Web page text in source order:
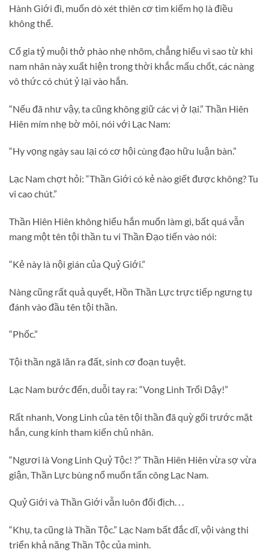
Hành Giới đi, muốn dò xét thiên cơ tìm kiếm họ là điều
không thể.
Cổ gia tỷ muội thở phào nhẹ nhõm, chẳng hiểu vì sao từ khi
nam nhân này xuất hiện trong thời khắc mấu chốt, các nàng
vô thức có chút ỷ lại vào hắn.
“Nếu đã như vậy, ta cũng không giữ các vị ở lại.” Thần Hiên
Hiên mím nhẹ bờ môi, nói với Lạc Nam:
“Hy vọng ngày sau lại có cơ hội cùng đạo hữu luận bàn.”
Lạc Nam chợt hỏi: “Thần Giới có kẻ nào giết được không? Tu
vi cao chút.”
Thần Hiên Hiên không hiểu hắn muốn làm gì, bất quá vẫn
mang một tên tội thần tu vi Thần Đạo tiến vào nói:
“Kẻ này là nội gián của Quỷ Giới.”
Nàng cũng rất quả quyết, Hồn Thần Lực trực tiếp ngưng tụ
đánh vào đầu tên tội thần.
“Phốc.”
Tội thần ngã lăn ra đất, sinh cơ đoạn tuyệt.
Lạc Nam bước đến, duỗi tay ra: “Vong Linh Trổi Dậy!”
Rất nhanh, Vong Linh của tên tội thần đã quỳ gối trước mặt
hắn, cung kính tham kiến chủ nhân.
“Ngươi là Vong Linh Quỷ Tộc! ?” Thần Hiên Hiên vừa sợ vừa
giận, Thần Lực bùng nổ muốn tấn công Lạc Nam.
Quỷ Giới và Thần Giới vẫn luôn đối địch. . .
“Khụ, ta cũng là Thần Tộc.” Lạc Nam bất đắc dĩ, vội vàng thi
triển khả năng Thần Tộc của mình.